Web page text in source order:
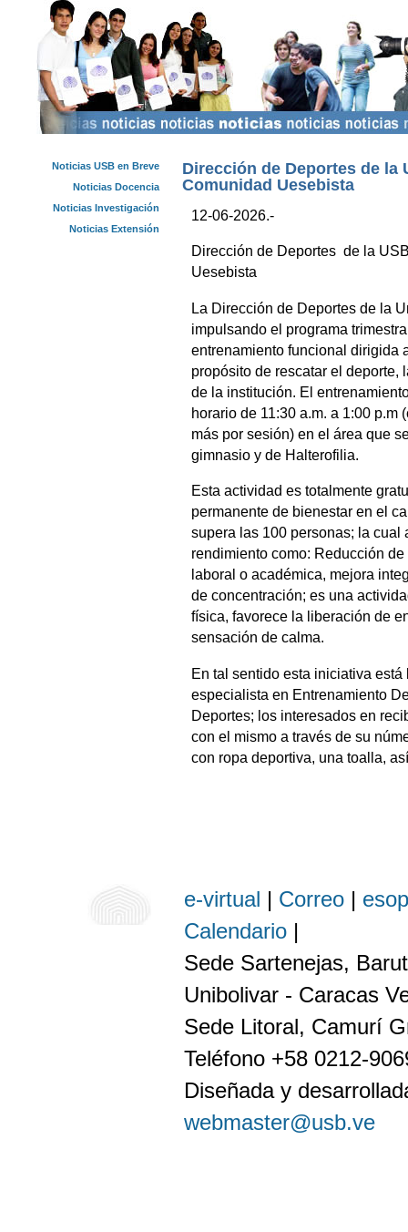
Dirección de Deportes de la
Comunidad Uesebista
12-06-2026.-
Dirección de Deportes de la
Uesebista
La Dirección de Deportes de la
impulsando el programa
entrenamiento funcional dirigida
propósito de rescatar el deporte,
de la institución. El
horario de 11:30 a.m. a 1:00
más por sesión) en el área que
gimnasio y de Halterofilia.
Esta actividad es totalmente
permanente de bienestar en el
supera las 100 personas; la
rendimiento como: Reducción
laboral o académica, mejora
de concentración; es una
física, favorece la liberación de
sensación de calma.
En tal sentido esta iniciativa
especialista en Entrenamiento
Deportes; los interesados en
con el mismo a través de su
con ropa deportiva, una toalla,
Noticias USB en Breve
Noticias Docencia
Noticias Investigación
Noticias Extensión
e-virtual Correo|
Calendario|
Sede Sartenejas,
Unibolivar - Caracas
Sede Litoral, Camurí
Teléfono +58 0212-
Diseñada y
webmaster@usb.ve